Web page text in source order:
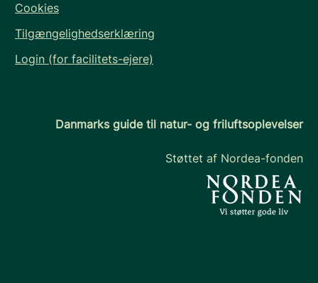
Cookies
Tilgængelighedserklæring
Login (for facilitets-ejere)
Danmarks guide til natur- og friluftsoplevelser
Støttet af Nordea-fonden